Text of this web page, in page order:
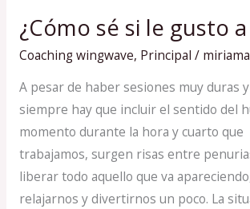
¿Cómo sé si le gusto
Coaching wingwave, Principal /
A pesar de haber sesiones muy duras
siempre hay que incluir el sentido del
momento durante la hora y cuarto que
trabajamos, surgen risas entre
liberar todo aquello que va
relajarnos y divertirnos un poco. La
¿Cómo
sé
le
gusto
a
alguien?